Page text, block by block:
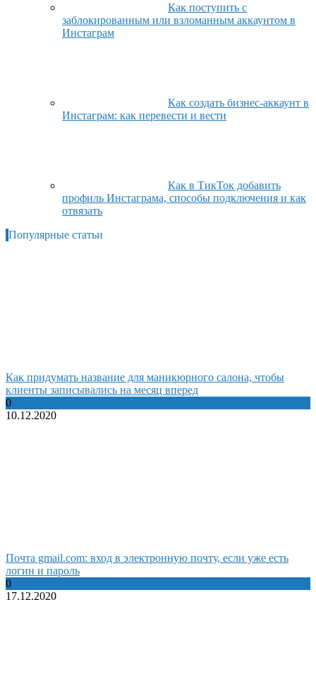
Как поступить с
заблокированным или взломанным аккаунтом в
Инстаграм
Как создать бизнес-аккаунт в
Инстаграм: как перевести и вести
Как в ТикТок добавить
профиль Инстаграма, способы подключения и как
отвязать
Популярные статьи
Как придумать название для маникюрного салона, чтобы
клиенты записывались на месяц вперед
0
10.12.2020
Почта gmail.com: вход в электронную почту, если уже есть
логин и пароль
0
17.12.2020